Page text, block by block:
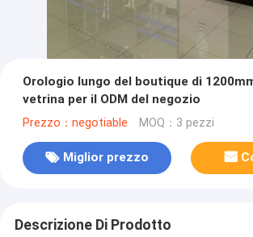
Orologio lungo del boutique di
vetrina per il ODM del negozio
Prezzo：negotiable MOQ：3 pezzi
Miglior prezzo
Descrizione Di Prodotto